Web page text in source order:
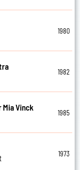
1980
1982
Mia Vinck
1985
1973